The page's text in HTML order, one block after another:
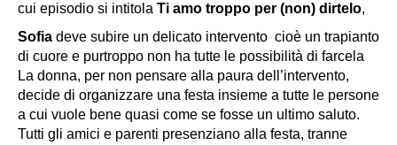
cui episodio si intitola Ti amo troppo per (non) dirtelo,
Sofia deve subire un delicato intervento cioè un trapianto
di cuore e purtroppo non ha tutte le possibilità di farcela
La donna, per non pensare alla paura dell’intervento,
decide di organizzare una festa insieme a tutte le persone
a cui vuole bene quasi come se fosse un ultimo saluto.
Tutti gli amici e parenti presenziano alla festa, tranne